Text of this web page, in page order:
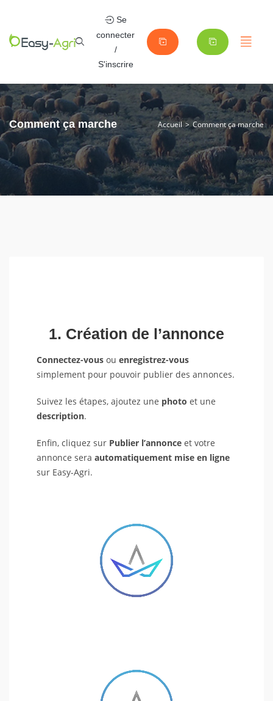
Se
connecter
/
S'inscrire
Comment ça marche Accueil Comment ça marche
1. Création de l’annonce
Connectez-vous ou enregistrez-vous
simplement pour pouvoir publier des annonces.
Suivez les étapes, ajoutez une photo et une
description.
Enfin, cliquez sur Publier l’annonce et votre
annonce sera automatiquement mise en ligne
sur Easy-Agri.